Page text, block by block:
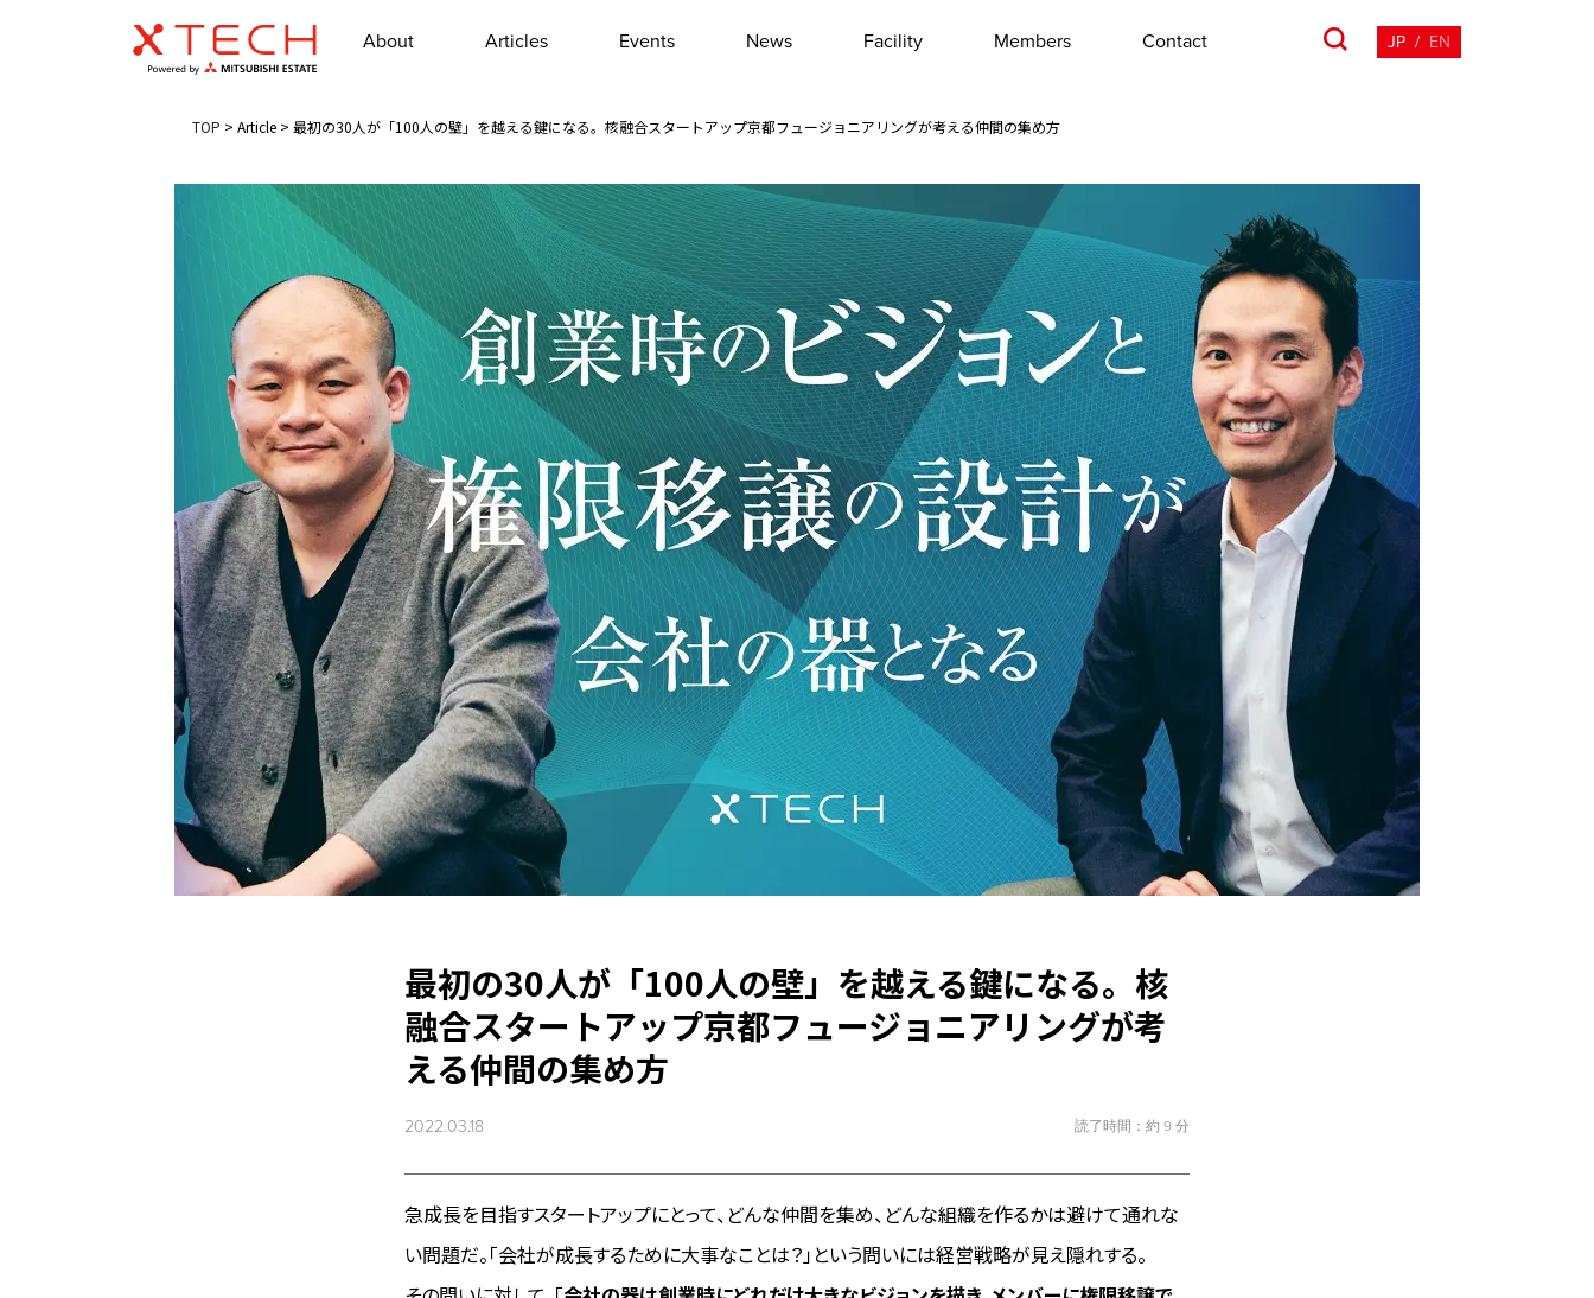
About Articles Events News Facility Members Contact JP / EN
TOP > Article > 最初の30人が「100人の壁」を越える鍵になる。核融合スタートアップ京都フュージョニアリングが考える仲間の集め方
最初の30人が「100人の壁」を越える鍵になる。核
融合スタートアップ京都フュージョニアリングが考
える仲間の集め方
2022.03.18 読了時間：約 9 分
急成長を目指すスタートアップにとって、どんな仲間を集め、どんな組織を作るかは避けて通れな
い問題だ。「会社が成長するために大事なことは？」という問いには経営戦略が見え隠れする。